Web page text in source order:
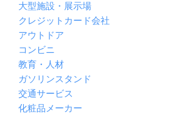
大型施設・展示場
クレジットカード会社
アウトドア
コンビニ
教育・人材
ガソリンスタンド
交通サービス
化粧品メーカー